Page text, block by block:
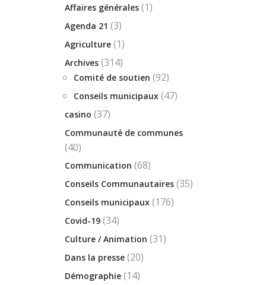
Affaires générales (1)
Agenda 21 (3)
Agriculture (1)
Archives (314)
Comité de soutien (92)
Conseils municipaux (47)
casino (37)
Communauté de communes
(40)
Communication (68)
Conseils Communautaires (35)
Conseils municipaux (176)
Covid-19 (34)
Culture / Animation (31)
Dans la presse (20)
Démographie (14)